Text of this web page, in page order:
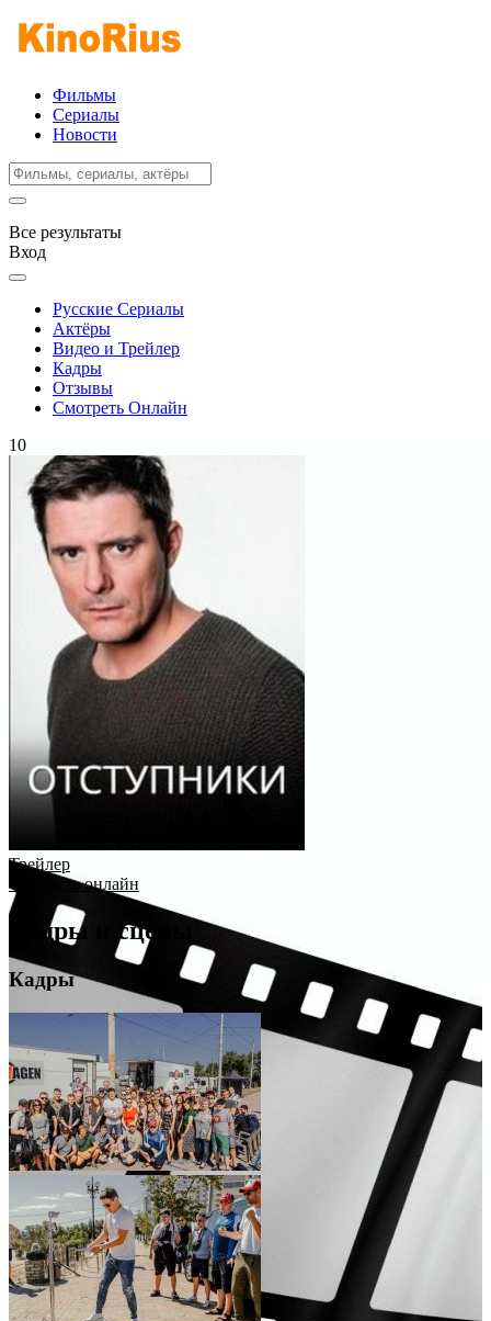
Фильмы
Сериалы
Новости
Все результаты
Вход
Русские Сериалы
Актёры
Видео и Трейлер
Кадры
Отзывы
Смотреть Онлайн
10
Трейлер
Смотреть онлайн
Кадры и сцены
Кадры